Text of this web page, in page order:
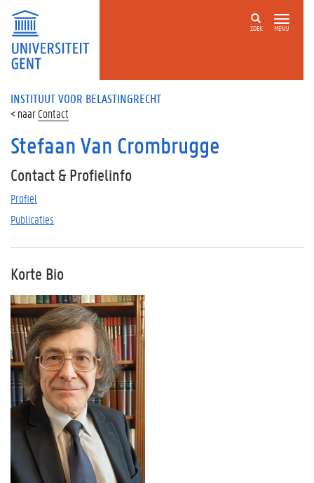
ZOEK MENU
INSTITUUT VOOR BELASTINGRECHT
Contact
Stefaan Van Crombrugge
Contact & Profielinfo
Profiel
Publicaties
Korte Bio